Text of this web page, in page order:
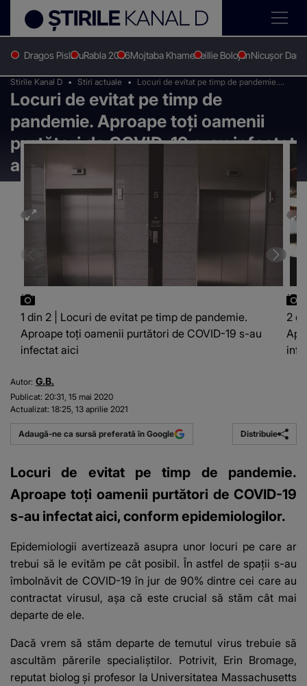
Dragos PislaruRabla 2026Mojtaba KhameneiIlie BolojanNicușor Dan
Stirile Kanal D Stiri actuale
Locuri de evitat pe timp de pandemie.
Aproape toți oamenii purtători de COVID-
19 s-au infectat aici
Locuri de evitat pe timp de
pandemie. Aproape toți oamenii
purtători de COVID-19 s-au infectat
aici
1 din 2 | Locuri de evitat pe timp de pandemie.
Aproape toți oamenii purtători de COVID-19 s-au
infectat aici
2
Autor: G.B.
Publicat: 20:31, 15 mai 2020
Actualizat: 18:25, 13 aprilie 2021
Adaugă-ne ca sursă preferată în Google Distribuie
Locuri de evitat pe timp de pandemie.
Aproape toți oamenii purtători de COVID-19
s-au infectat aici, conform epidemiologilor.
Epidemiologii avertizează asupra unor locuri pe care ar
trebui să le evităm pe cât posibil. În astfel de spații s-au
îmbolnăvit de COVID-19 în jur de 90% dintre cei care au
contractat virusul, așa că este crucial să stăm cât mai
departe de ele.
Dacă vrem să stăm departe de temutul virus trebuie să
ascultăm părerile specialiștilor. Potrivit, Erin Bromage,
reputat biolog și profesor la Universitatea Massachusetts